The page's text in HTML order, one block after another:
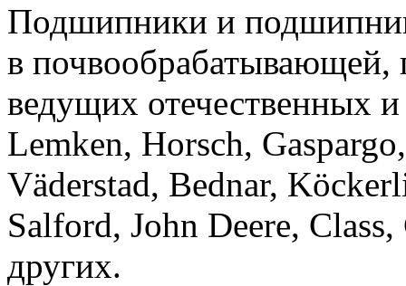
Подшипники и
в почвообрабатывающей,
ведущих отечественных
Lemken, Horsch,
Väderstad, Bednar,
Salford, John Deere,
других.